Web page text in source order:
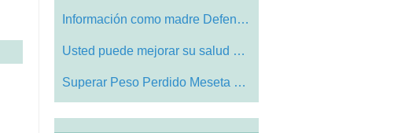
Información como madre Defensa Contra C…
Usted puede mejorar su salud general con…
Superar Peso Perdido Meseta perder Últi…